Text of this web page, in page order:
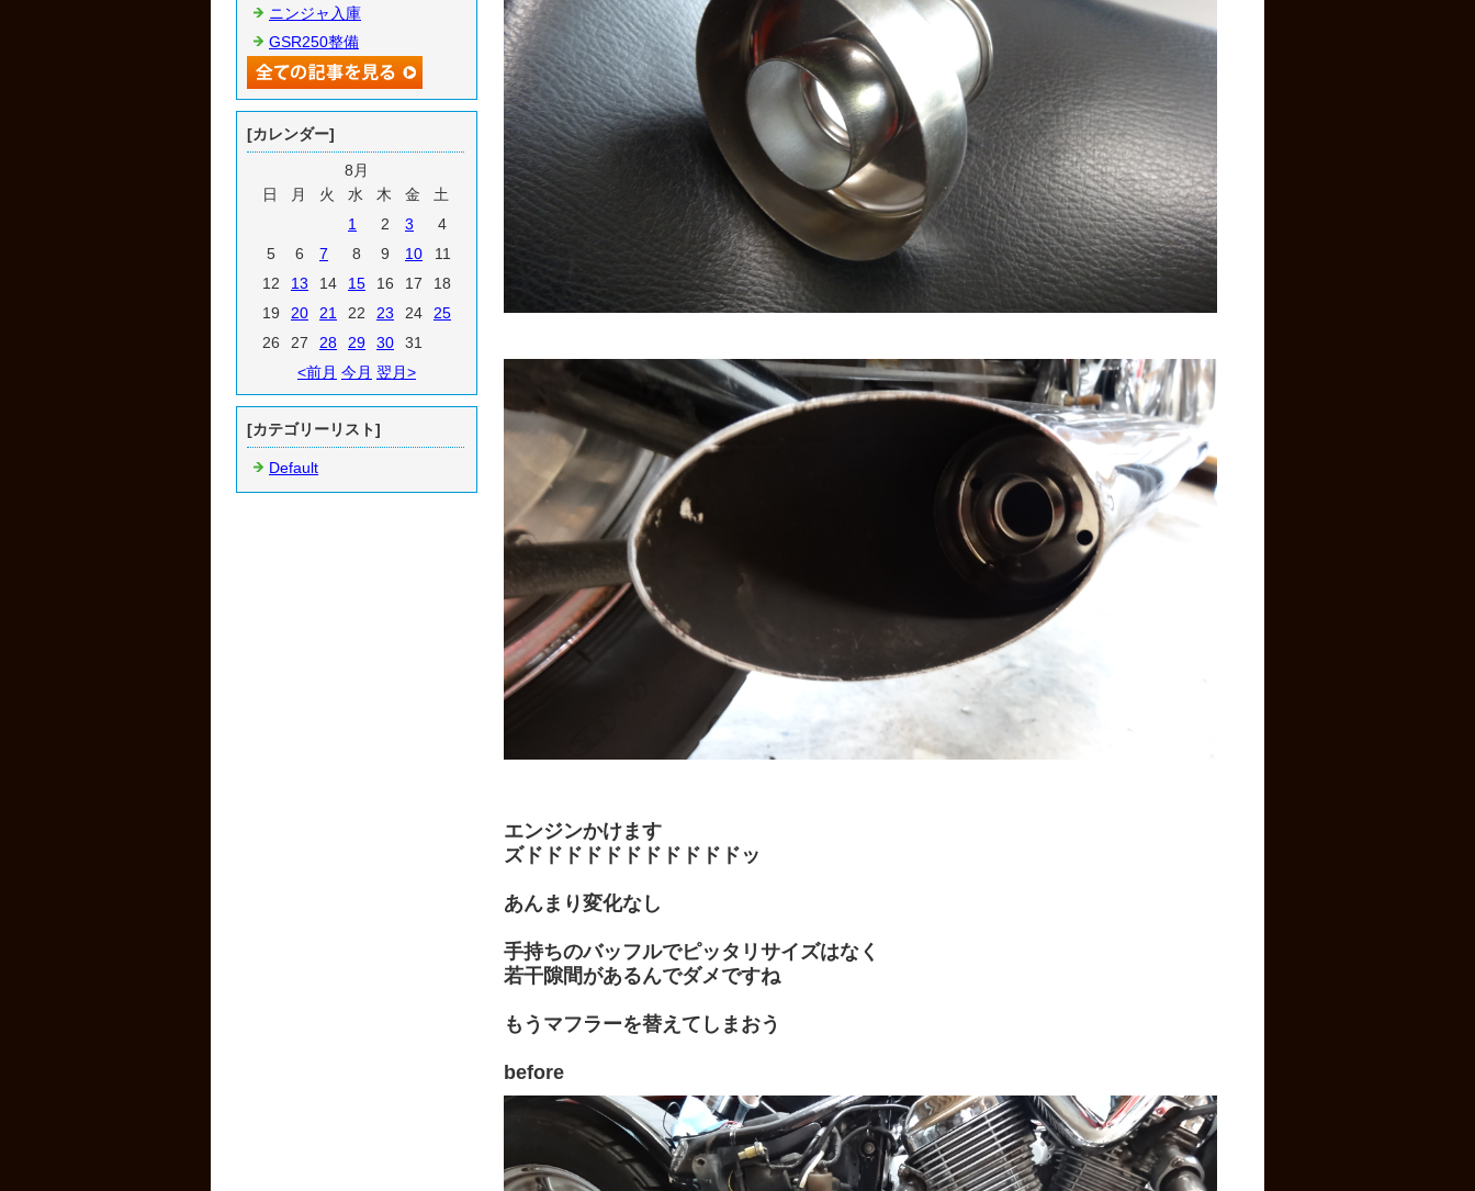
エンジンかけます
ズドドドドドドドドドドドッ
あんまり変化なし
手持ちのバッフルでピッタリサイズはなく
若干隙間があるんでダメですね
もうマフラーを替えてしまおう
before
ニンジャ入庫
GSR250整備
[カレンダー]
8月
日
月 火 水 木 金
土
1
2 3
4
5
6 7 8 9 10
11
12
13 14 15 16 17
18
19
20 21 22 23 24
25
26
27 28 29 30
31
<前月 今月 翌月>
[カテゴリーリスト]
Default